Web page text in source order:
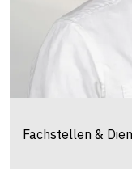
Fachstellen &